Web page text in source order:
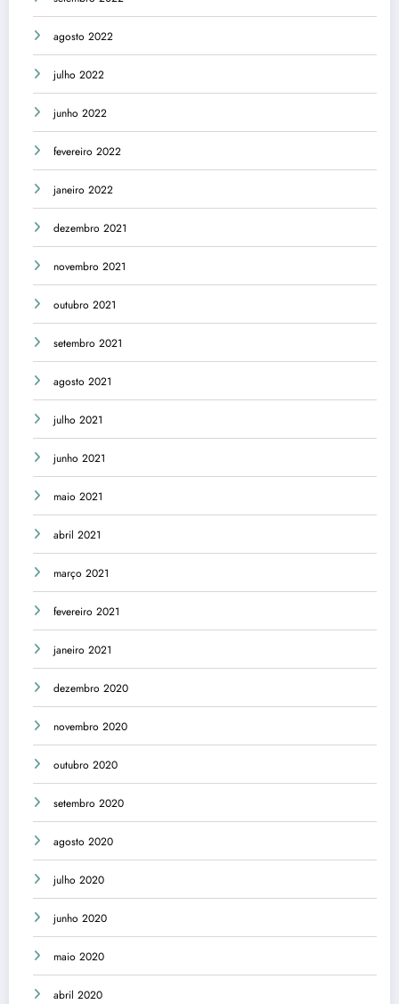
agosto 2022
julho 2022
junho 2022
fevereiro 2022
janeiro 2022
dezembro 2021
novembro 2021
outubro 2021
setembro 2021
agosto 2021
julho 2021
junho 2021
maio 2021
abril 2021
março 2021
fevereiro 2021
janeiro 2021
dezembro 2020
novembro 2020
outubro 2020
setembro 2020
agosto 2020
julho 2020
junho 2020
maio 2020
abril 2020